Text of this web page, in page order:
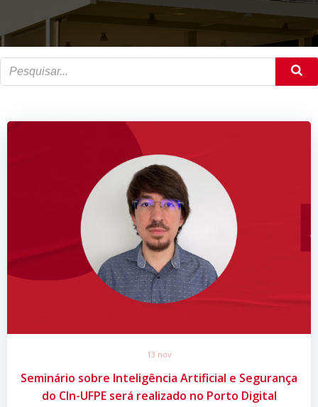
13 nov
Seminário sobre Inteligência Artificial e Segurança
do CIn-UFPE será realizado no Porto Digital